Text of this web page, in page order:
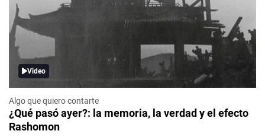
Video
Algo que quiero contarte
¿Qué pasó ayer?: la memoria, la verdad y el efecto
Rashomon